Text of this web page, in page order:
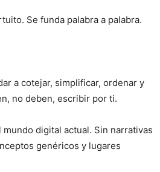
Se funda palabra a palabra.
a cotejar, simplificar, ordenar y
no deben, escribir por ti.
digital actual. Sin narrativas
genéricos y lugares